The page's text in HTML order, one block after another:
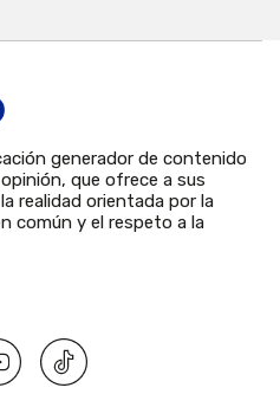
generador de contenido
que ofrece a sus
realidad orientada por la
común y el respeto a la